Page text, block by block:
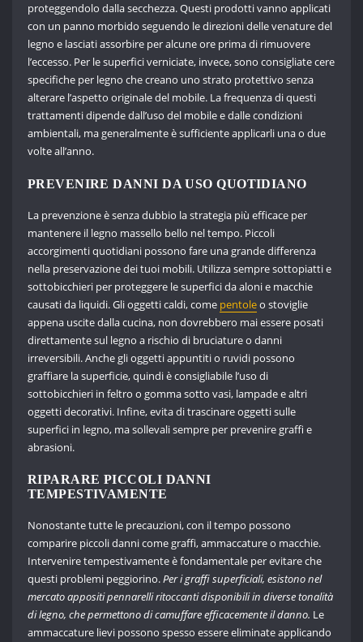
proteggendolo dalla secchezza. Questi prodotti vanno applicati
con un panno morbido seguendo le direzioni delle venature del
legno e lasciati assorbire per alcune ore prima di rimuovere
l’eccesso. Per le superfici verniciate, invece, sono consigliate cere
specifiche per legno che creano uno strato protettivo senza
alterare l’aspetto originale del mobile. La frequenza di questi
trattamenti dipende dall’uso del mobile e dalle condizioni
ambientali, ma generalmente è sufficiente applicarli una o due
volte all’anno.
PREVENIRE DANNI DA USO QUOTIDIANO
La prevenzione è senza dubbio la strategia più efficace per
mantenere il legno massello bello nel tempo. Piccoli
accorgimenti quotidiani possono fare una grande differenza
nella preservazione dei tuoi mobili. Utilizza sempre sottopiatti e
sottobicchieri per proteggere le superfici da aloni e macchie
causati da liquidi. Gli oggetti caldi, come pentoleo stoviglie
appena uscite dalla cucina, non dovrebbero mai essere posati
direttamente sul legno a rischio di bruciature o danni
irreversibili. Anche gli oggetti appuntiti o ruvidi possono
graffiare la superficie, quindi è consigliabile l’uso di
sottobicchieri in feltro o gomma sotto vasi, lampade e altri
oggetti decorativi. Infine, evita di trascinare oggetti sulle
superfici in legno, ma sollevali sempre per prevenire graffi e
abrasioni.
RIPARARE PICCOLI DANNI
TEMPESTIVAMENTE
Nonostante tutte le precauzioni, con il tempo possono
comparire piccoli danni come graffi, ammaccature o macchie.
Intervenire tempestivamente è fondamentale per evitare che
questi problemi peggiorino.Per i graffi superficiali, esistono nel
mercato appositi pennarelli ritoccanti disponibili in diverse tonalità
di legno, che permettono di camuffare efficacemente il danno. Le
ammaccature lievi possono spesso essere eliminate applicando